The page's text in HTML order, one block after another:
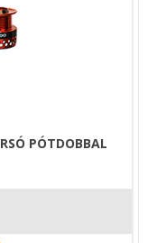
PÓTDOBBAL